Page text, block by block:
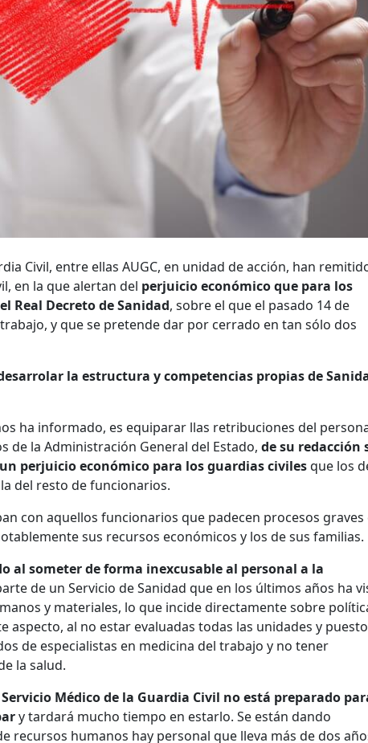
Civil, entre ellas AUGC, en unidad de acción, han
en la que alertan del perjuicio económico que para los
Real Decreto de Sanidad, sobre el que el pasado 14 de
y que se pretende dar por cerrado en tan sólo dos
la estructura y competencias propias de
ha informado, es equiparar llas retribuciones del
de la Administración General del Estado, de su redacción
perjuicio económico para los guardias civilesque los
del resto de funcionarios.
con aquellos funcionarios que padecen procesos graves
sus recursos económicos y los de sus familias.
al someter de forma inexcusable al personal a la
de un Servicio de Sanidad que en los últimos años ha
y materiales, lo que incide directamente sobre
aspecto, al no estar evaluadas todas las unidades y
de especialistas en medicina del trabajo y no tener
la salud.
Médico de la Guardia Civil no está preparado
y tardará mucho tiempo en estarlo. Se están dando
recursos humanos hay personal que lleva más de dos